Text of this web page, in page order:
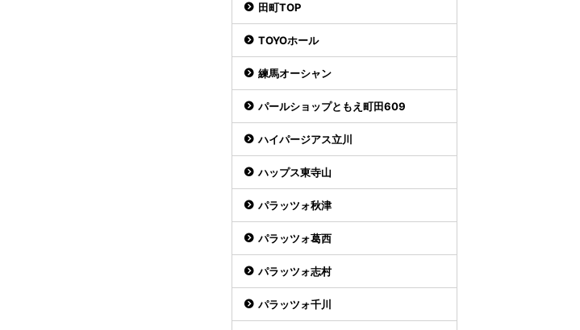
田町TOP
TOYOホール
練馬オーシャン
パールショップともえ町田609
ハイパージアス立川
ハップス東寺山
パラッツォ秋津
パラッツォ葛西
パラッツォ志村
パラッツォ千川